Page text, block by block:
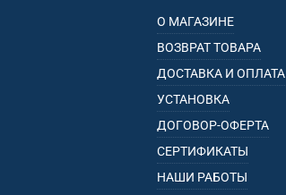
О МАГАЗИНЕ
ВОЗВРАТ ТОВАРА
ДОСТАВКА И ОПЛАТА
УСТАНОВКА
ДОГОВОР-ОФЕРТА
СЕРТИФИКАТЫ
НАШИ РАБОТЫ